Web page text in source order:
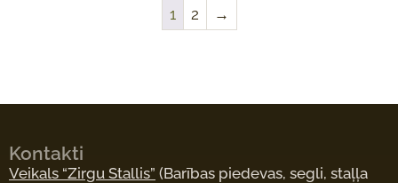
1 2 →
Kontakti
Veikals “Zirgu Stallis” (Barības piedevas, segli, staļļa